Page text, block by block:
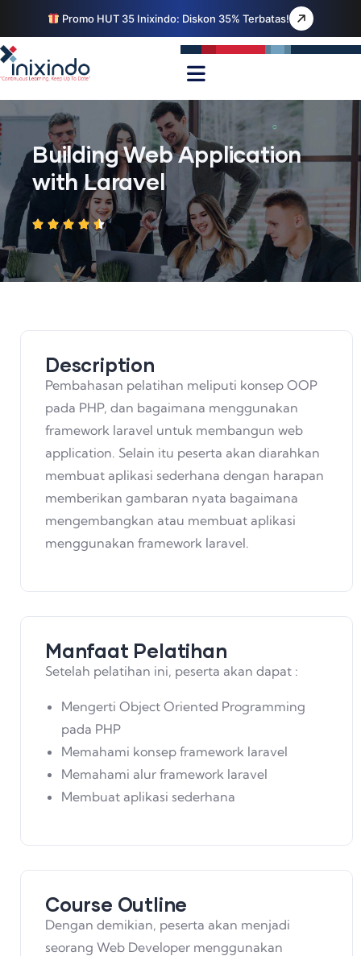
Promo HUT 35 Inixindo: Diskon 35% Terbatas!
Building Web Application
with Laravel
Description
Pembahasan pelatihan meliputi konsep OOP
pada PHP, dan bagaimana menggunakan
framework laravel untuk membangun web
application. Selain itu peserta akan diarahkan
membuat aplikasi sederhana dengan harapan
memberikan gambaran nyata bagaimana
mengembangkan atau membuat aplikasi
menggunakan framework laravel.
Manfaat Pelatihan
Setelah pelatihan ini, peserta akan dapat :
Mengerti Object Oriented Programming
pada PHP
Memahami konsep framework laravel
Memahami alur framework laravel
Membuat aplikasi sederhana
Course Outline
Dengan demikian, peserta akan menjadi
seorang Web Developer menggunakan